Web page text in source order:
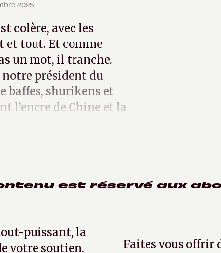
2025
colère, avec les
et tout. Et comme
un mot, il tranche.
notre président du
baffes, shurikens et
l’encre de Chine et la
est réservé aux
puissant, la
votre soutien.
Faites vous offrir